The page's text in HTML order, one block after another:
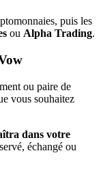
en espèces
puis les
ou Alpha Trading.
ou paire de
vous souhaitez
dans votre
échangé ou